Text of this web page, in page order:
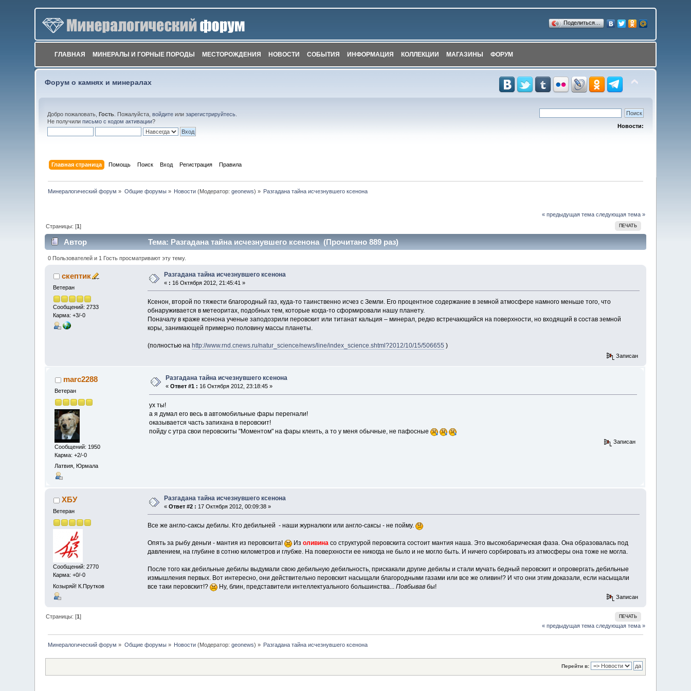
Поделиться…
ГЛАВНАЯ МИНЕРАЛЫ И ГОРНЫЕ ПОРОДЫ МЕСТОРОЖДЕНИЯ НОВОСТИ СОБЫТИЯ ИНФОРМАЦИЯ КОЛЛЕКЦИИ МАГАЗИНЫ ФОРУМ
Форум о камнях и минералах
Добро пожаловать,Гость . Пожалуйста,войдите илизарегистрируйтесь
Не получилиписьмо с кодом активации?
Новости:
Главная страница Помощь Поиск Вход Регистрация Правила
Минералогический форум » Общие форумы» Новости (Модератор:geonews) » Разгадана тайна исчезнувшего ксенона
« предыдущая тема следующая тема »
ПЕЧАТЬ
Страницы: [1]
Автор Тема: Разгадана тайна исчезнувшего ксенона (Прочитано 889 раз)
0 Пользователей и 1 Гость просматривают эту тему.
скептик
Ветеран
Сообщений: 2733
Карма: +3/-0
Разгадана тайна исчезнувшего ксенона
« : 16 Октября 2012, 21:45:41 »
Ксенон, второй по тяжести благородный газ, куда-то таинственно исчез c Земли. Его процентное содержание в земной атмосфере намного меньше того, что
обнаруживается в метеоритах, подобных тем, которые когда-то сформировали нашу планету.
Поначалу в краже ксенона ученые заподозрили перовскит или титанат кальция – минерал, редко встречающийся на поверхности, но входящий в состав земной
коры, занимающей примерно половину массы планеты.
(полностью на http://www.rnd.cnews.ru/natur_science/news/line/index_science.shtml?2012/10/15/506655 )
Записан
marc2288
Ветеран
Сообщений: 1950
Карма: +2/-0
Латвия, Юрмала
Разгадана тайна исчезнувшего ксенона
«Ответ #1 : 16 Октября 2012, 23:18:45 »
ух ты!
а я думал его весь в автомобильные фары перегнали!
оказывается часть запихана в перовскит!
пойду с утра свои перовскиты "Моментом" на фары клеить, а то у меня обычные, не пафосные
Записан
ХБУ
Ветеран
Сообщений: 2770
Карма: +0/-0
Козыряй! К.Прутков
Разгадана тайна исчезнувшего ксенона
«Ответ #2 : 17 Октября 2012, 00:09:38 »
Все же англо-саксы дебилы. Кто дебильней - наши журналюги или англо-саксы - не пойму.
Опять за рыбу деньги - мантия из перовскита! Из оливинасо структурой перовскита состоит мантия наша. Это высокобарическая фаза. Она образовалась под
давлением, на глубине в сотню километров и глубже. На поверхности ее никогда не было и не могло быть. И ничего сорбировать из атмосферы она тоже не могла.
После того как дебильные дебилы выдумали свою дебильную дебильность, прискакали другие дебилы и стали мучать бедный перовскит и опровергать дебильные
измышления первых. Вот интересно, они действительно перовскит насыщали благородными газами или все же оливин!? И что они этим доказали, если насыщали
все таки перовскит!?
Ну, блин, представители интеллектуального большинства... Повбывавбы!
Записан
ПЕЧАТЬ
Страницы: [1]
« предыдущая тема следующая тема »
Минералогический форум » Общие форумы» Новости (Модератор:geonews) » Разгадана тайна исчезнувшего ксенона
Перейти в: